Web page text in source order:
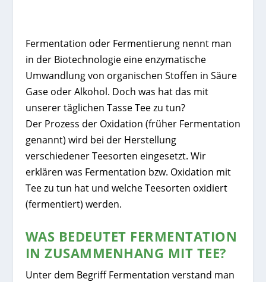
Fermentation oder Fermentierung nennt man
in der Biotechnologie eine enzymatische
Umwandlung von organischen Stoffen in Säure
Gase oder Alkohol. Doch was hat das mit
unserer täglichen Tasse Tee zu tun?
Der Prozess der Oxidation (früher Fermentation
genannt) wird bei der Herstellung
verschiedener Teesorten eingesetzt. Wir
erklären was Fermentation bzw. Oxidation mit
Tee zu tun hat und welche Teesorten oxidiert
(fermentiert) werden.
WAS BEDEUTET FERMENTATION
IN ZUSAMMENHANG MIT TEE?
Unter dem Begriff Fermentation verstand man